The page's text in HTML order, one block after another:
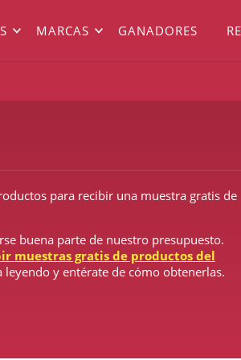
MARCAS GANADORES
para recibir una muestra gratis de
buena parte de nuestro presupuesto.
muestras gratis de productos del
leyendo y entérate de cómo obtenerlas.